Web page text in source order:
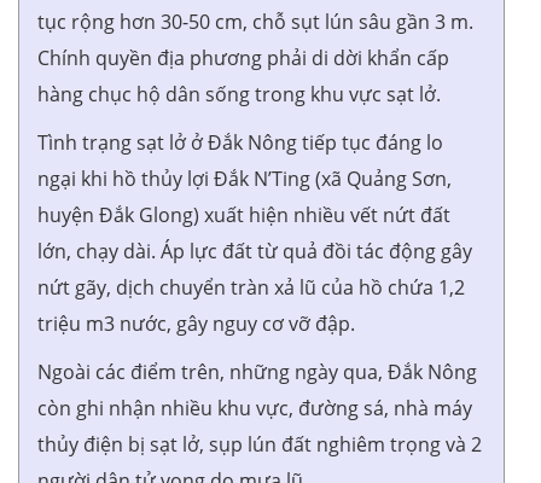
tục rộng hơn 30-50 cm, chỗ sụt lún sâu gần 3 m.
Chính quyền địa phương phải di dời khẩn cấp
hàng chục hộ dân sống trong khu vực sạt lở.
Tình trạng sạt lở ở Đắk Nông tiếp tục đáng lo
ngại khi hồ thủy lợi Đắk N’Ting (xã Quảng Sơn,
huyện Đắk Glong) xuất hiện nhiều vết nứt đất
lớn, chạy dài. Áp lực đất từ quả đồi tác động gây
nứt gãy, dịch chuyển tràn xả lũ của hồ chứa 1,2
triệu m3 nước, gây nguy cơ vỡ đập.
Ngoài các điểm trên, những ngày qua, Đắk Nông
còn ghi nhận nhiều khu vực, đường sá, nhà máy
thủy điện bị sạt lở, sụp lún đất nghiêm trọng và 2